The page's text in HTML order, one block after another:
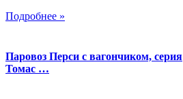
Подробнее »
Паровоз Перси с вагончиком, серия
Томас …